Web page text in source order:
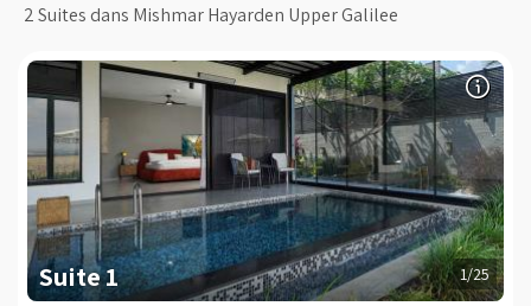
2 Suites dans Mishmar Hayarden Upper Galilee
1/25
Suite 1